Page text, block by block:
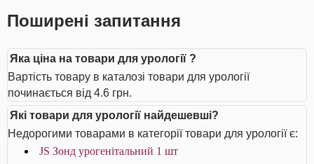
Поширені запитання
Яка ціна на товари для урології ?
Вартість товару в каталозі товари для урології
починається від 4.6 грн.
Які товари для урології найдешевші?
Недорогими товарами в категорії товари для урології є:
JS Зонд урогенітальний 1 шт